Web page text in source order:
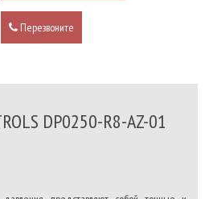
Перезвоните
DP0250-R8-AZ-01